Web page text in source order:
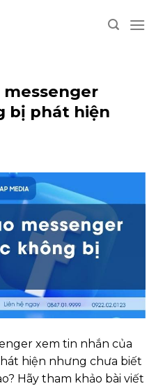
messenger
bị phát hiện
xem tin nhắn của
hiện nhưng chưa biết
Hãy tham khảo bài viết